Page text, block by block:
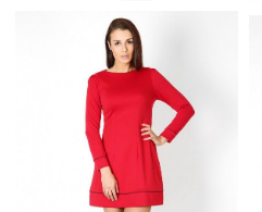
SUKIENKA BOMBKA NA
WESELE I NA CO DZIEŃ
KREMOWA